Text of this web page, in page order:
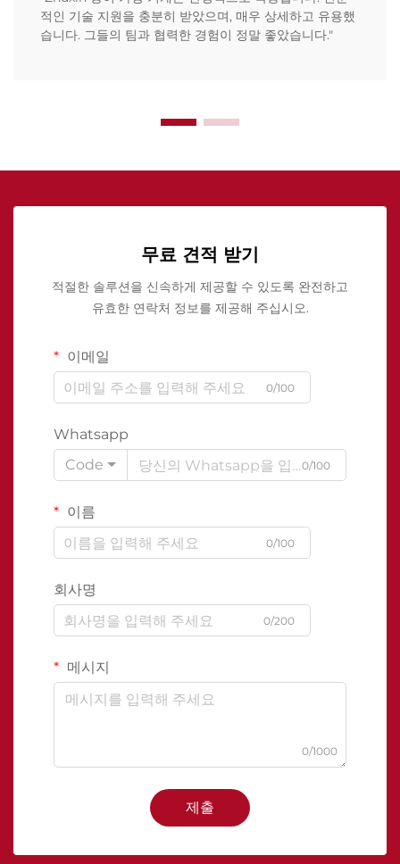
적인 기술 지원을 충분히 받았으며, 매우 상세하고 유용했
습니다. 그들의 팀과 협력한 경험이 정말 좋았습니다."
무료 견적 받기
적절한 솔루션을 신속하게 제공할 수 있도록 완전하고
유효한 연락처 정보를 제공해 주십시오.
이메일
0/100
Whatsapp
Code
0/100
이름
0/100
회사명
0/200
메시지
0/1000
제출